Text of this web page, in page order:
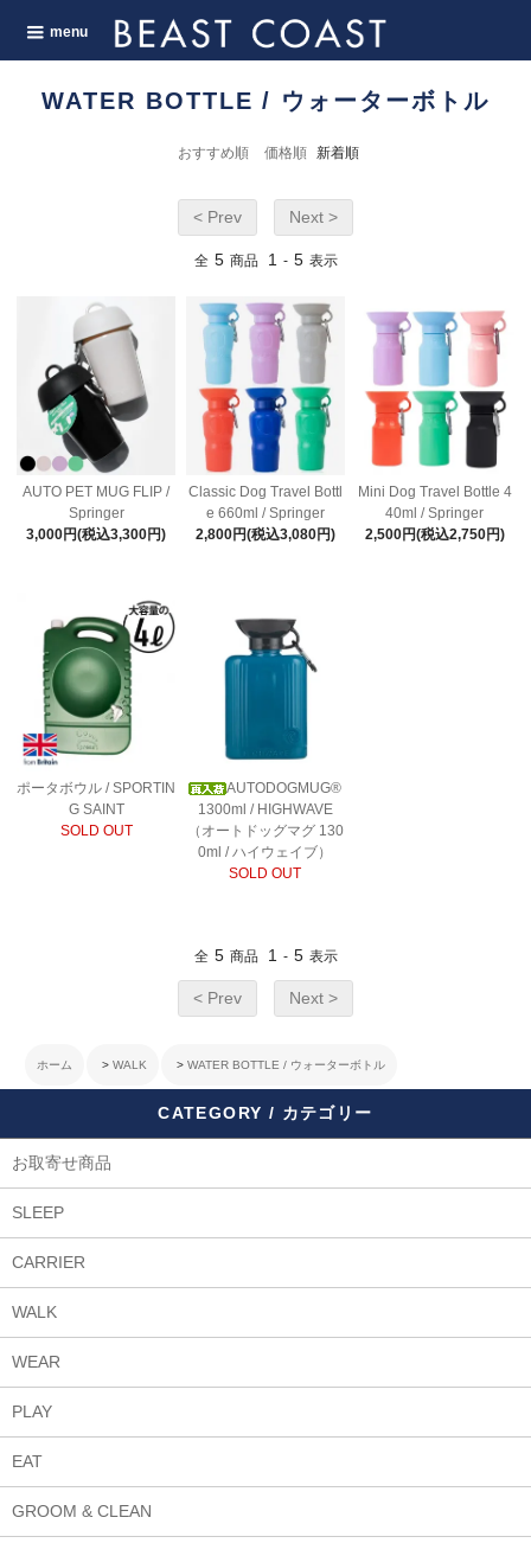
menu
WATER BOTTLE / ウォーターボトル
おすすめ順 価格順 新着順
< Prev Next >
全 5 商品 1 - 5 表示
AUTO PET MUG FLIP /
Springer
3,000円(税込3,300円)
Classic Dog Travel Bottl
e 660ml / Springer
2,800円(税込3,080円)
Mini Dog Travel Bottle 4
40ml / Springer
2,500円(税込2,750円)
ポータボウル / SPORTIN
G SAINT
SOLD OUT
AUTODOGMUG®
1300ml / HIGHWAVE
（オートドッグマグ 130
0ml / ハイウェイブ）
SOLD OUT
全 5 商品 1 - 5 表示
< Prev Next >
ホーム > WALK > WATER BOTTLE / ウォーターボトル
CATEGORY / カテゴリー
お取寄せ商品
SLEEP
CARRIER
WALK
WEAR
PLAY
EAT
GROOM & CLEAN